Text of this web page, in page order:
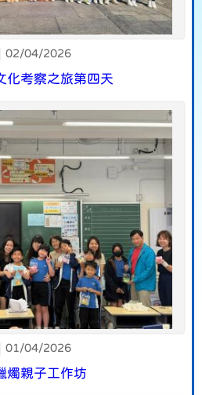
02/04/2026
化考察之旅第四天
01/04/2026
燭親子工作坊